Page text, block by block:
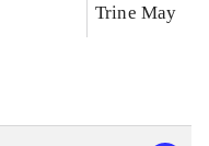
klasse :
Trine May